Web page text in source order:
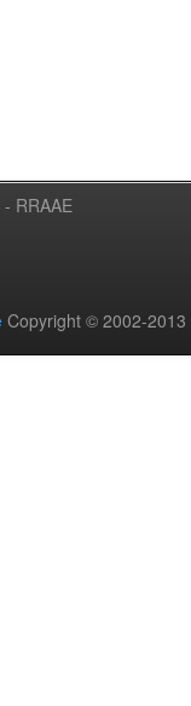
RRAAE
Copyright © 2002-2013